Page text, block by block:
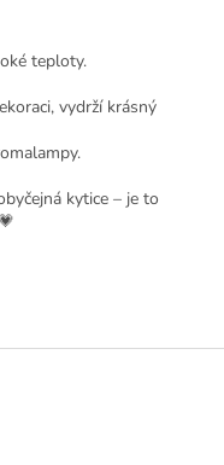
teploty.
vydrží krásný
kytice – je to